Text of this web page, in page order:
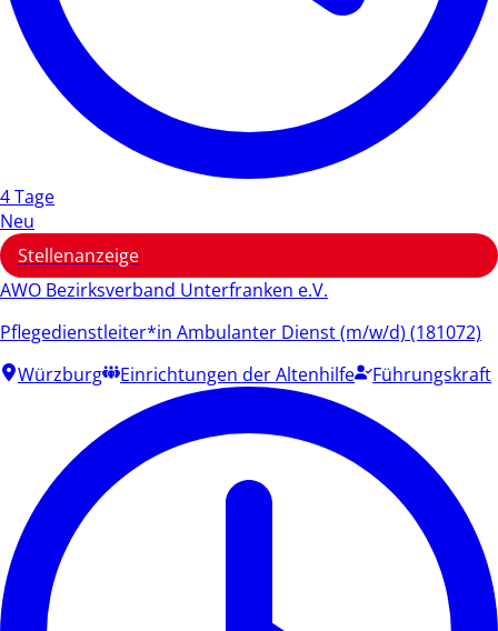
4 Tage
Neu
Stellenanzeige
AWO Bezirksverband Unterfranken e.V.
Pflegedienstleiter*in Ambulanter Dienst (m/w/d) (181072)
Würzburg
Einrichtungen der Altenhilfe Führungskraft